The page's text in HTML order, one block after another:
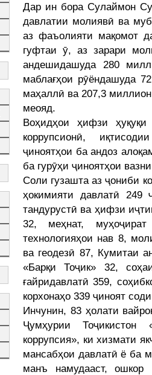
Дар ин бора Сулаймон
давлатии молиявӣ ва
аз фаъолияти мақомот
гуфтаи ӯ, аз зарари
андешидашуда 280
маблағҳои рӯёндашуда
маҳаллӣ ва 207,3
меояд.
Воҳидҳои ҳифзи
коррупсионӣ,
ҷиноятҳои ба андоз
ба гурӯҳи ҷиноятҳои
Соли гузашта аз ҷониби
ҳокимияти давлатӣ
тандурустӣ ва ҳифзи
32, меҳнат,
технологияҳои нав 8,
ва геодезӣ 87, Кумитаи
«Барқи Тоҷик» 32,
ғайридавлатӣ 359,
корхонаҳо 339 ҷиноят
Инчунин, 83 ҳолати
Ҷумҳурии
коррупсия», ки хизмати
мансабҳои давлатӣ ё ба
манъ намудааст, ошкор